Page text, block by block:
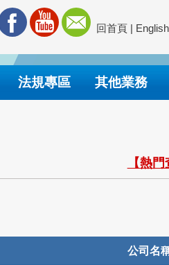
回首頁 | English
法規專區 其他業務
【熱
公司名